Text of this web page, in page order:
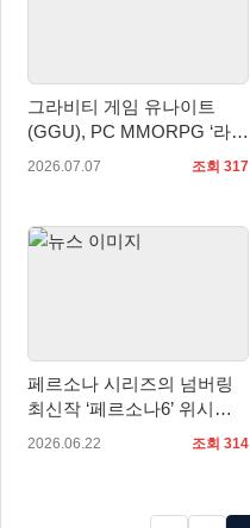
그라비티 게임 유나이트
(GGU), PC MMORPG ‘라그
나로크 제로: 글로벌’ 2차
2026.07.07 조회 317
페르소나 시리즈의 넘버링
최신작 ‘페르소나6’ 위시리
스트에 추가 가능!
2026.06.22 조회 314